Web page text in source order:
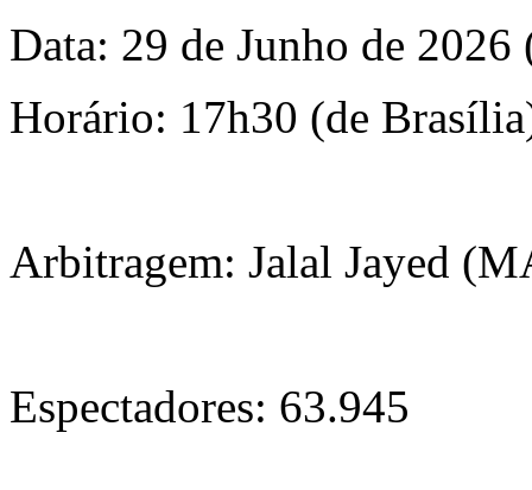
Data: 29 de Junho de 2026
Horário: 17h30 (de
Arbitragem: Jalal Jayed
Espectadores: 63.945